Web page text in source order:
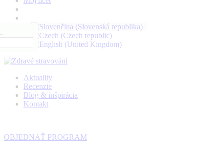
Aktuality
Recenzie
Blog & inšpirácia
Kontakt
OBJEDNAŤ PROGRAM